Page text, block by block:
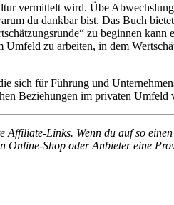
vermittelt wird. Übe
du dankbar bist. Das Buch
zu beginnen kann
zu arbeiten, in dem
sich für Führung und
Beziehungen im privaten Umfeld
Affiliate-Links. Wenn du auf so
Online-Shop oder Anbieter eine